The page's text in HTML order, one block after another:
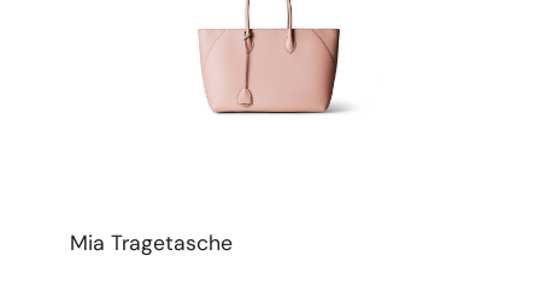
Mia Tragetasche